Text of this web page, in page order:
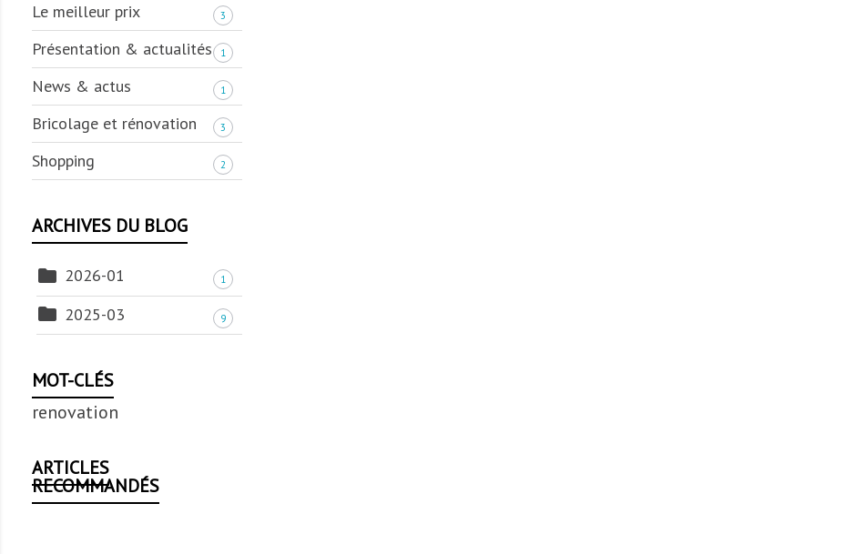
Le meilleur prix 3
Présentation & actualités 1
News & actus 1
Bricolage et rénovation 3
Shopping 2
ARCHIVES DU BLOG
 2026-01 1
 2025-03 9
MOT-CLÉS
renovation
ARTICLES
RECOMMANDÉS